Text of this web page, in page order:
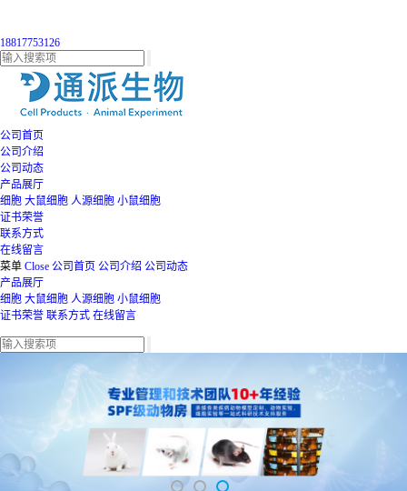
18817753126
公司首页
公司介绍
公司动态
产品展厅
细胞 大鼠细胞 人源细胞 小鼠细胞
证书荣誉
联系方式
在线留言
菜单 Close 公司首页 公司介绍 公司动态
产品展厅
细胞 大鼠细胞 人源细胞 小鼠细胞
证书荣誉 联系方式 在线留言